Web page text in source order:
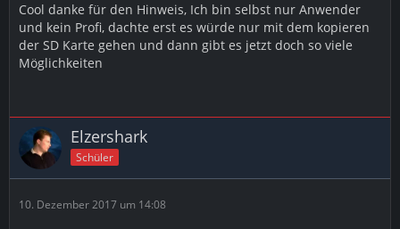
Cool danke für den Hinweis, Ich bin selbst nur Anwender
und kein Profi, dachte erst es würde nur mit dem kopieren
der SD Karte gehen und dann gibt es jetzt doch so viele
Möglichkeiten
Elzershark
Schüler
10. Dezember 2017 um 14:08